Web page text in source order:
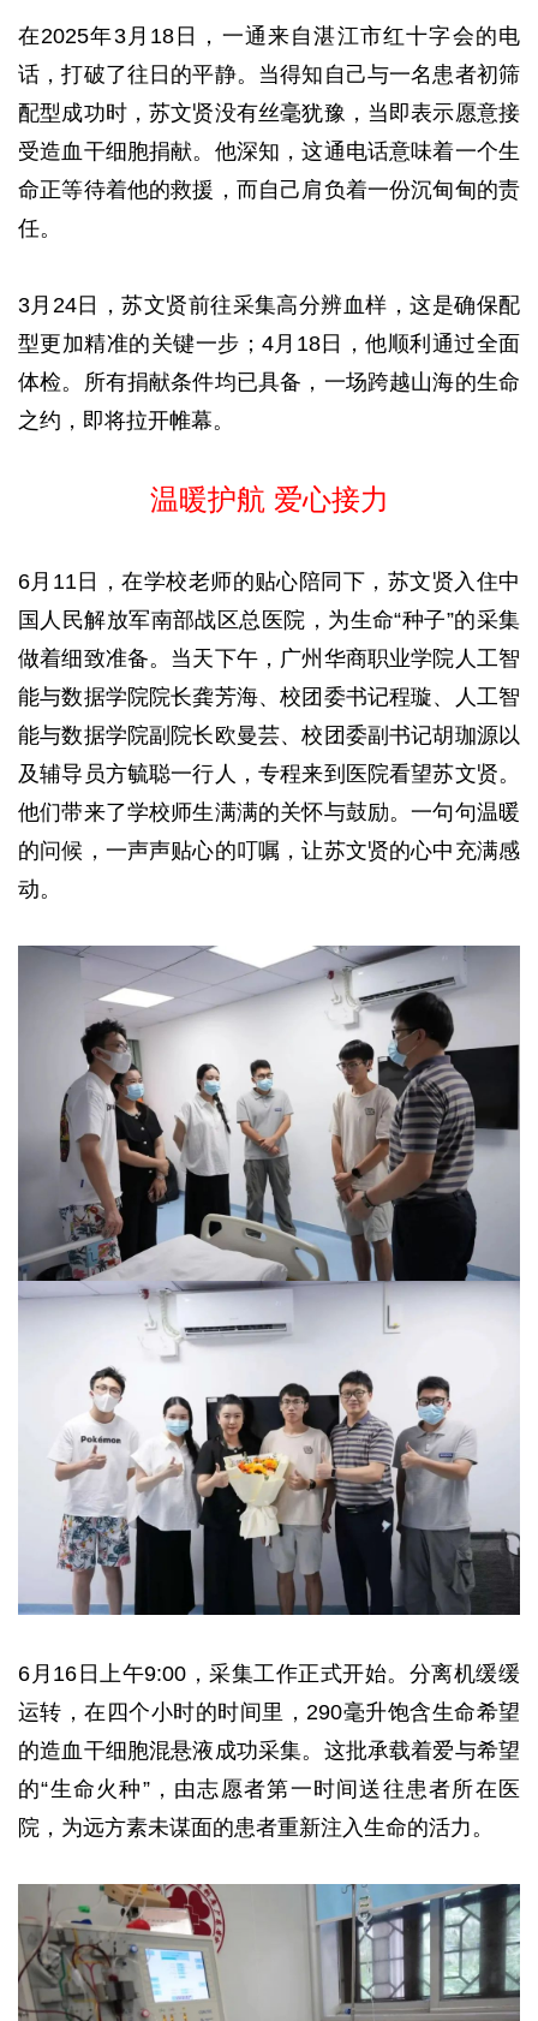
在2025年3月18日，一通来自湛江市红十字会的电
话，打破了往日的平静。当得知自己与一名患者初筛
配型成功时，苏文贤没有丝毫犹豫，当即表示愿意接
受造血干细胞捐献。他深知，这通电话意味着一个生
命正等待着他的救援，而自己肩负着一份沉甸甸的责
任。
3月24日，苏文贤前往采集高分辨血样，这是确保配
型更加精准的关键一步；4月18日，他顺利通过全面
体检。所有捐献条件均已具备，一场跨越山海的生命
之约，即将拉开帷幕。
温暖护航 爱心接力
6月11日，在学校老师的贴心陪同下，苏文贤入住中
国人民解放军南部战区总医院，为生命“种子”的采集
做着细致准备。当天下午，广州华商职业学院人工智
能与数据学院院长龚芳海、校团委书记程璇、人工智
能与数据学院副院长欧曼芸、校团委副书记胡珈源以
及辅导员方毓聪一行人，专程来到医院看望苏文贤。
他们带来了学校师生满满的关怀与鼓励。一句句温暖
的问候，一声声贴心的叮嘱，让苏文贤的心中充满感
动。
6月16日上午9:00，采集工作正式开始。分离机缓缓
运转，在四个小时的时间里，290毫升饱含生命希望
的造血干细胞混悬液成功采集。这批承载着爱与希望
的“生命火种”，由志愿者第一时间送往患者所在医
院，为远方素未谋面的患者重新注入生命的活力。